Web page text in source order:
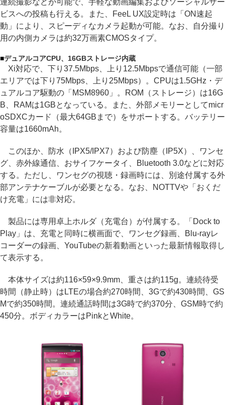
連続撮影などが可能で、手軽な動画編集およびソーシャルサー
ビスへの投稿も行える。また、FeeL UX設定時は「ON速起
動」により、スピーディなカメラ起動が可能。なお、自分撮り
用の内側カメラは約32万画素CMOSタイプ。
■デュアルコアCPU、16GBストレージ内蔵
Xi対応で、下り37.5Mbps、上り12.5Mbpsで通信可能（一部
エリアでは下り75Mbps、上り25Mbps）。CPUは1.5GHz・デ
ュアルコア駆動の「MSM8960」。ROM（ストレージ）は16G
B、RAMは1GBとなっている。また、外部メモリーとしてmicr
oSDXCカード（最大64GBまで）をサポートする。バッテリー
容量は1660mAh。
このほか、防水（IPX5/IPX7）および防塵（IP5X）、ワンセ
グ、赤外線通信、おサイフケータイ、Bluetooth 3.0などに対応
する。ただし、ワンセグの視聴・録画時には、別途付属する外
部アンテナケーブルが必要となる。なお、NOTTVや「おくだ
け充電」には非対応。
製品には専用卓上ホルダ（充電台）が付属する。「Dock to
Play」は、充電と同時に横画面で、ワンセグ録画、Blu-rayレ
コーダーの録画、YouTubeの新着動画といった最新情報取得し
て表示する。
本体サイズは約116×59×9.9mm、重さは約115g。連続待受
時間（静止時）はLTEの場合約270時間、3Gで約430時間、GS
Mで約350時間。連続通話時間は3G時で約370分、GSM時で約
450分。ボディカラーはPinkとWhite。